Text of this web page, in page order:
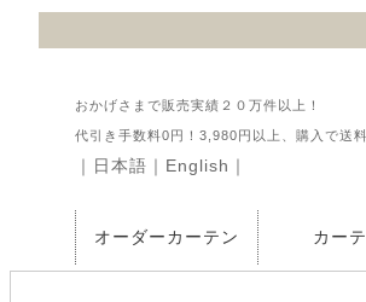
おかげさまで販売実績２０万件以上！
代引き手数料0円！3,980円以上、購入で送
｜ 日本語 ｜ English ｜
オーダーカーテン カー